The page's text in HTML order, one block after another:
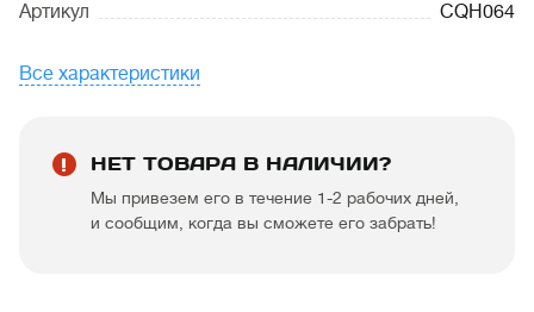
Артикул CQH064
Все характеристики
НЕТ ТОВАРА В НАЛИЧИИ?
Мы привезем его в течение 1-2 рабочих дней,
и сообщим, когда вы сможете его забрать!